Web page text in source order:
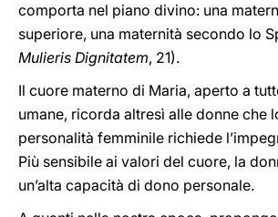
comporta nel piano divino: una
superiore, una maternità secondo lo
Mulieris Dignitatem, 21).
Il cuore materno di Maria, aperto a
umane, ricorda altresì alle donne che
personalità femminile richiede
Più sensibile ai valori del cuore, la
un’alta capacità di dono personale.